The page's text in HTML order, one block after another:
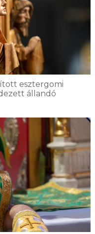
esztergomi
állandó